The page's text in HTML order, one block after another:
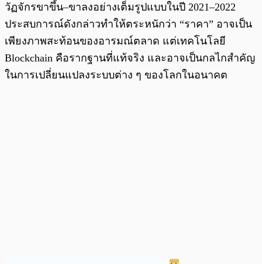
วัฏจักรขาขึ้น–ขาลงอย่างเต็มรูปแบบในปี 2021–2022
ประสบการณ์ดังกล่าวทำให้ตระหนักว่า “ราคา” อาจเป็น
เพียงภาพสะท้อนของอารมณ์ตลาด แต่เทคโนโลยี
Blockchain คือรากฐานที่แท้จริง และอาจเป็นกลไกสำคัญ
ในการเปลี่ยนแปลงระบบต่าง ๆ ของโลกในอนาคต